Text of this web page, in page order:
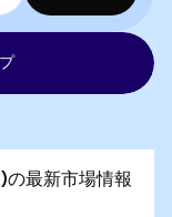
最新市場情報